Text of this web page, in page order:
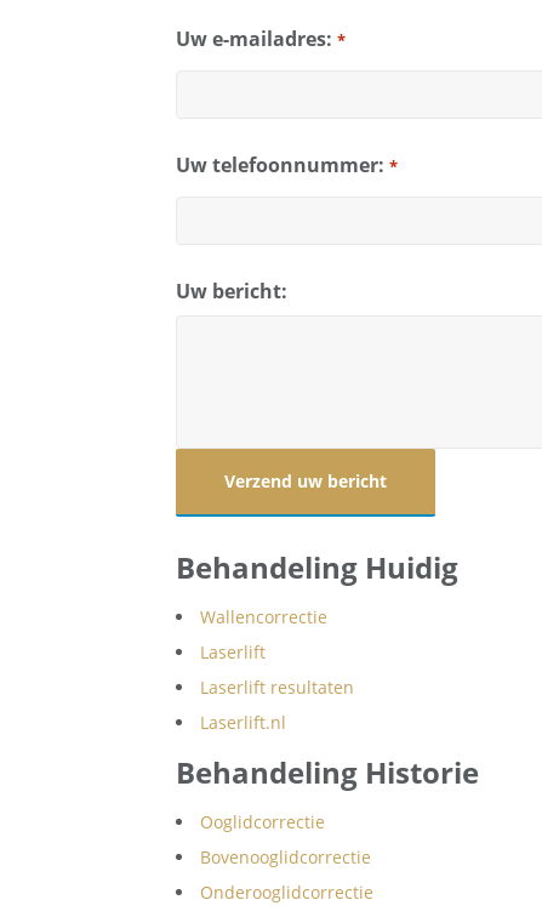
Uw e-mailadres: *
Uw telefoonnummer: *
Uw bericht:
Behandeling Huidig
Wallencorrectie
Laserlift
Laserlift resultaten
Laserlift.nl
Behandeling Historie
Ooglidcorrectie
Bovenooglidcorrectie
Onderooglidcorrectie